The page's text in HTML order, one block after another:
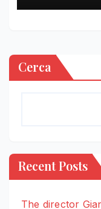
Cerca
Recent Posts
The director